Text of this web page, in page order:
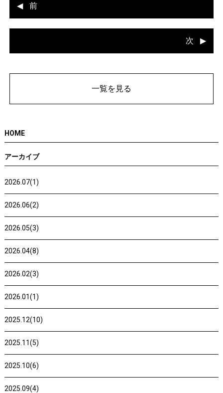
前
次
一覧を見る
HOME
アーカイブ
2026.07(1)
2026.06(2)
2026.05(3)
2026.04(8)
2026.02(3)
2026.01(1)
2025.12(10)
2025.11(5)
2025.10(6)
2025.09(4)